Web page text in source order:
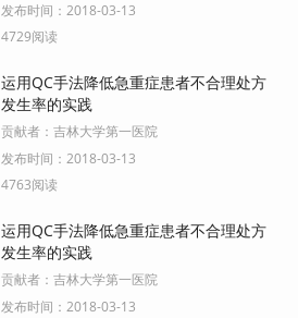
发布时间： 2018-03-13
4729阅读
运用QC手法降低急重症患者不合理处方
发生率的实践
贡献者： 吉林大学第一医院
发布时间： 2018-03-13
4763阅读
运用QC手法降低急重症患者不合理处方
发生率的实践
贡献者： 吉林大学第一医院
发布时间： 2018-03-13